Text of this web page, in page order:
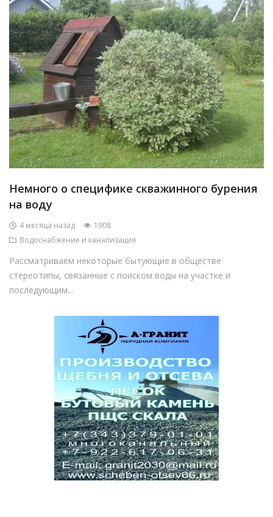
Немного о специфике скважинного бурения
на воду
4 месяца назад
1908
Водоснабжение и канализация
Рассматриваем некоторые бытующие в обществе
стереотипы, связанные с поиском воды на участке и
последующим...